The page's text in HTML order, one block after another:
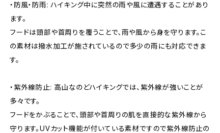
・防風・防雨: ハイキング中に突然の雨や風に遭遇することがあり
ます。
フードは頭部や首周りを覆うことで、雨や風から身を守ります。こ
の素材は撥水加工が施されているので多少の雨にも対応できま
す。
・紫外線防止: 高山なのどハイキングでは、紫外線が強いことが
多々です。
フードをかぶることで、頭部や首周りの肌を直接的な紫外線から
守ります。UVカット機能が付いている素材ですので紫外線防止の